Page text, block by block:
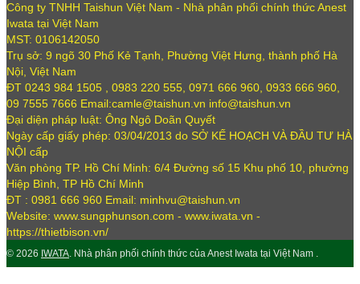
Công ty TNHH Taishun Việt Nam - Nhà phân phối chính thức Anest
Iwata tại Việt Nam
MST: 0106142050
Trụ sở: 9 ngõ 30 Phố Kẻ Tạnh, Phường Việt Hưng, thành phố Hà
Nội, Việt Nam
ĐT 0243 984 1505 , 0983 220 555, 0971 666 960, 0933 666 960,
09 7555 7666 Email:camle@taishun.vn info@taishun.vn
Đại diện pháp luật: Ông Ngô Doãn Quyết
Ngày cấp giấy phép: 03/04/2013 do SỞ KẾ HOẠCH VÀ ĐẦU TƯ HÀ
NỘI cấp
Văn phòng TP. Hồ Chí Minh: 6/4 Đường số 15 Khu phố 10, phường
Hiệp Bình, TP Hồ Chí Minh
ĐT : 0981 666 960 Email: minhvu@taishun.vn
Website: www.sungphunson.com - www.iwata.vn -
https://thietbison.vn/
© 2026 IWATA. Nhà phân phối chính thức của Anest Iwata tại Việt Nam .